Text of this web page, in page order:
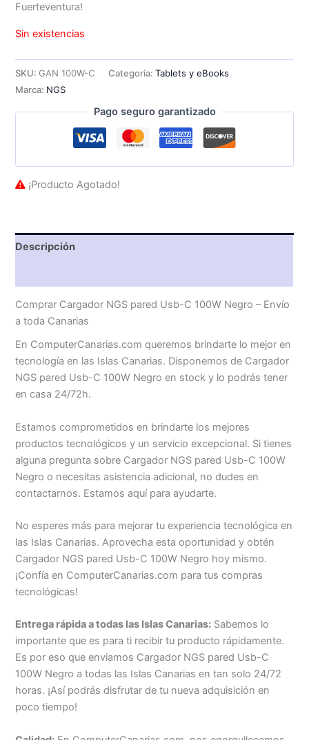
Fuerteventura!
Sin existencias
SKU: GAN 100W-C Categoría:Tablets y eBooks
Marca: NGS
Pago seguro garantizado
¡Producto Agotado!
Descripción
Comprar Cargador NGS pared Usb-C 100W Negro – Envío
a toda Canarias
En ComputerCanarias.com queremos brindarte lo mejor en
tecnología en las Islas Canarias. Disponemos de Cargador
NGS pared Usb-C 100W Negro en stock y lo podrás tener
en casa 24/72h.
Estamos comprometidos en brindarte los mejores
productos tecnológicos y un servicio excepcional. Si tienes
alguna pregunta sobre Cargador NGS pared Usb-C 100W
Negro o necesitas asistencia adicional, no dudes en
contactarnos. Estamos aquí para ayudarte.
No esperes más para mejorar tu experiencia tecnológica en
las Islas Canarias. Aprovecha esta oportunidad y obtén
Cargador NGS pared Usb-C 100W Negro hoy mismo.
¡Confía en ComputerCanarias.com para tus compras
tecnológicas!
Entrega rápida a todas las Islas Canarias: Sabemos lo
importante que es para ti recibir tu producto rápidamente.
Es por eso que enviamos Cargador NGS pared Usb-C
100W Negro a todas las Islas Canarias en tan solo 24/72
horas. ¡Así podrás disfrutar de tu nueva adquisición en
poco tiempo!